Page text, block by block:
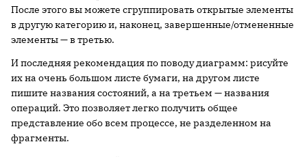
После этого вы можете сгруппировать открытые элементы
в другую категорию и, наконец, завершенные/отмененные
элементы — в третью.
И последняя рекомендация по поводу диаграмм: рисуйте
их на очень большом листе бумаги, на другом листе
пишите названия состояний, а на третьем — названия
операций. Это позволяет легко получить общее
представление обо всем процессе, не разделенном на
фрагменты.